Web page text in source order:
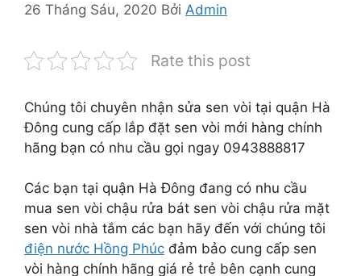
26 Tháng Sáu, 2020 Bởi Admin
Rate this post
Chúng tôi chuyên nhận sửa sen vòi tại quận Hà
Đông cung cấp lắp đặt sen vòi mới hàng chính
hãng bạn có nhu cầu gọi ngay 0943888817
Các bạn tại quận Hà Đông đang có nhu cầu
mua sen vòi chậu rửa bát sen vòi chậu rửa mặt
sen vòi nhà tắm các bạn hãy đến với chúng tôi
điện nước Hồng Phúc đảm bảo cung cấp sen
vòi hàng chính hãng giá rẻ trẻ bên cạnh cung